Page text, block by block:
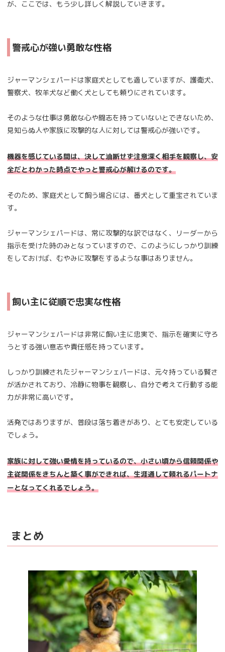
が、ここでは、もう少し詳しく解説していきます。
警戒心が強い勇敢な性格
ジャーマンシェパードは家庭犬としても適していますが、護衛犬、
警察犬、牧羊犬など働く犬としても頼りにされています。
そのような仕事は勇敢な心や闘志を持っていないとできないため、
見知らぬ人や家族に攻撃的な人に対しては警戒心が強いです。
機器を感じている間は、決して油断せず注意深く相手を観察し、安
全だとわかった時点でやっと警戒心が解けるのです。
そのため、家庭犬として飼う場合には、番犬として重宝されていま
す。
ジャーマンシェパードは、常に攻撃的な訳ではなく、リーダーから
指示を受けた時のみとなっていますので、このようにしっかり訓練
をしておけば、むやみに攻撃をするような事はありません。
飼い主に従順で忠実な性格
ジャーマンシェパードは非常に飼い主に忠実で、指示を確実に守ろ
うとする強い意志や責任感を持っています。
しっかり訓練されたジャーマンシェパードは、元々持っている賢さ
が活かされており、冷静に物事を観察し、自分で考えて行動する能
力が非常に高いです。
活発ではありますが、普段は落ち着きがあり、とても安定している
でしょう。
家族に対して強い愛情を持っているので、小さい頃から信頼関係や
主従関係をきちんと築く事ができれば、生涯通して頼れるパートナ
ーとなってくれるでしょう。
まとめ